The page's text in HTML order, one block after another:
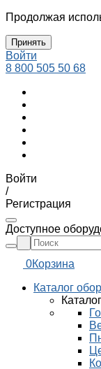
Продолжая
Принять
Войти
8 800 505 50 68
Войти
/
Регистрация
Доступное
0Корзина
Каталог